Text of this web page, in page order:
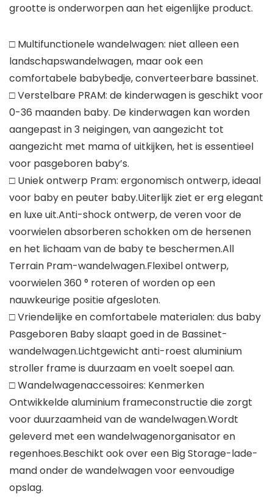
grootte is onderworpen aan het eigenlijke product.
□ Multifunctionele wandelwagen: niet alleen een
landschapswandelwagen, maar ook een
comfortabele babybedje, converteerbare bassinet.
□ Verstelbare PRAM: de kinderwagen is geschikt voor
0-36 maanden baby. De kinderwagen kan worden
aangepast in 3 neigingen, van aangezicht tot
aangezicht met mama of uitkijken, het is essentieel
voor pasgeboren baby’s.
□ Uniek ontwerp Pram: ergonomisch ontwerp, ideaal
voor baby en peuter baby.Uiterlijk ziet er erg elegant
en luxe uit.Anti-shock ontwerp, de veren voor de
voorwielen absorberen schokken om de hersenen
en het lichaam van de baby te beschermen.All
Terrain Pram-wandelwagen.Flexibel ontwerp,
voorwielen 360 ° roteren of worden op een
nauwkeurige positie afgesloten.
□ Vriendelijke en comfortabele materialen: dus baby
Pasgeboren Baby slaapt goed in de Bassinet-
wandelwagen.Lichtgewicht anti-roest aluminium
stroller frame is duurzaam en voelt soepel aan.
□ Wandelwagenaccessoires: Kenmerken
Ontwikkelde aluminium frameconstructie die zorgt
voor duurzaamheid van de wandelwagen.Wordt
geleverd met een wandelwagenorganisator en
regenhoes.Beschikt ook over een Big Storage-lade-
mand onder de wandelwagen voor eenvoudige
opslag.